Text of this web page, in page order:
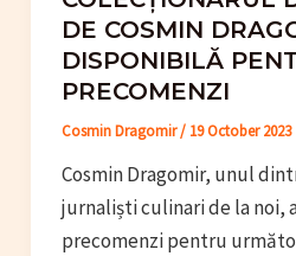
DE COSMIN
DISPONIBILĂ
PRECOMENZI
Cosmin Dragomir/ 19 October 2023
Cosmin Dragomir, unul
jurnaliști culinari de la noi,
precomenzi pentru